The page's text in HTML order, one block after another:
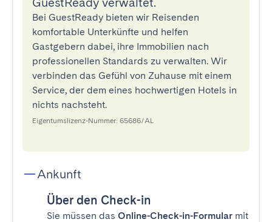
Bei GuestReady bieten wir Reisenden
komfortable Unterkünfte und helfen
Gastgebern dabei, ihre Immobilien nach
professionellen Standards zu verwalten. Wir
verbinden das Gefühl von Zuhause mit einem
Service, der dem eines hochwertigen Hotels in
nichts nachsteht.
Eigentumslizenz-Nummer: 65686/AL
Ankunft
Über den Check-in
Sie müssen das Online-Check-in-Formular mit